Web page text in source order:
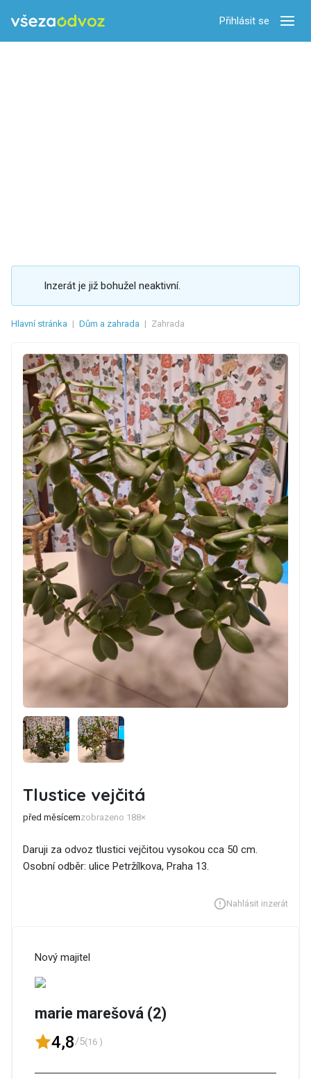
Přihlásit se
Inzerát je již bohužel neaktivní.
Hlavní stránka | Dům a zahrada | Zahrada
Tlustice vejčitá
před měsícemzobrazeno 188×
Daruji za odvoz tlustici vejčitou vysokou cca 50 cm.
Osobní odběr: ulice Petržílkova, Praha 13.
Nahlásit inzerát
Nový majitel
marie marešová (2)
4,8/5(16 )